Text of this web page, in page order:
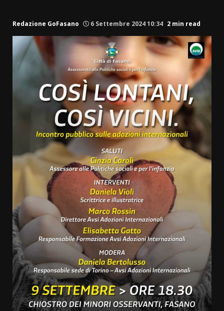
Redazione GoFasano 6 Settembre 2024 10:34 2 min read